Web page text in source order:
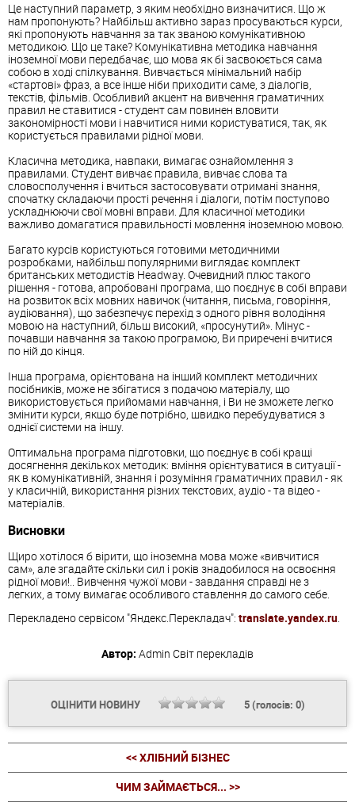
Це наступний параметр, з яким необхідно визначитися. Що ж
нам пропонують? Найбільш активно зараз просуваються курси,
які пропонують навчання за так званою комунікативною
методикою. Що це таке? Комунікативна методика навчання
іноземної мови передбачає, що мова як бі засвоюється сама
собою в ході спілкування. Вивчається мінімальний набір
«стартові» фраз, а все інше ніби приходити саме, з діалогів,
текстів, фільмів. Особливий акцент на вивчення граматичних
правил не ставитися - студент сам повинен вловити
закономірності мови і навчитися ними користуватися, так, як
користується правилами рідної мови.
Класична методика, навпаки, вимагає ознайомлення з
правилами. Студент вивчає правила, вивчає слова та
словосполучення і вчиться застосовувати отримані знання,
спочатку складаючи прості речення і діалоги, потім поступово
ускладнюючи свої мовні вправи. Для класичної методики
важливо домагатися правильності мовлення іноземною мовою.
Багато курсів користуються готовими методичними
розробками, найбільш популярними виглядає комплект
британських методистів Headway. Очевидний плюс такого
рішення - готова, апробовані програма, що поєднує в собі вправи
на розвиток всіх мовних навичок (читання, письма, говоріння,
аудіювання), що забезпечує перехід з одного рівня володіння
мовою на наступний, більш високий, «просунутий». Мінус -
почавши навчання за такою програмою, Ви приречені вчитися
по ній до кінця.
Інша програма, орієнтована на інший комплект методичних
посібників, може не збігатися з подачою матеріалу, що
використовується прийомами навчання, і Ви не зможете легко
змінити курси, якщо буде потрібно, швидко перебудуватися з
однієї системи на іншу.
Оптимальна програма підготовки, що поєднує в собі кращі
досягнення декількох методик: вміння орієнтуватися в ситуації -
як в комунікативній, знання і розуміння граматичних правил - як
у класичній, використання різних текстових, аудіо - та відео -
матеріалів.
Висновки
Щиро хотілося б вірити, що іноземна мова може «вивчитися
сам», але згадайте скільки сил і років знадобилося на освоєння
рідної мови!.. Вивчення чужої мови - завдання справді не з
легких, а тому вимагає особливого ставлення до самого себе.
Перекладено сервісом "Яндекс.Перекладач": translate.yandex.ru.
Автор: Admin Світ перекладів
ОЦІНИТИ НОВИНУ 5(голосів: 0)
<< ХЛІБНИЙ БІЗНЕС
ЧИМ ЗАЙМАЄТЬСЯ... >>